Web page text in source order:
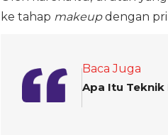
ke tahap makeupdengan
Baca Juga
Apa Itu Teknik